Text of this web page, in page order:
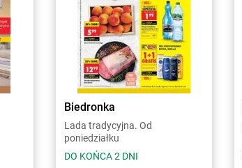
Biedronka
Lada tradycyjna. Od
poniedziałku
DO KOŃCA 2 DNI